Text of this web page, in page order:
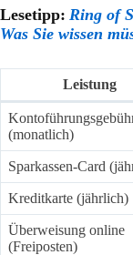
Lesetipp: Ring of
Was Sie wissen
Leistung
(monatlich)
Sparkassen-Card
Kreditkarte (jährlich)
Überweisung online
(Freiposten)